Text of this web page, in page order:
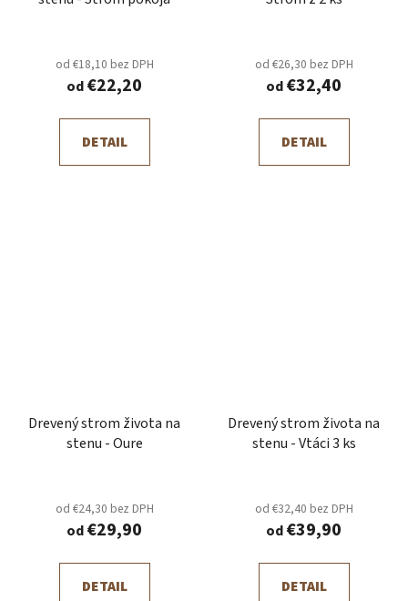
od €18,10 bez DPH
od€22,20
DETAIL
od €26,30 bez DPH
od€32,40
DETAIL
Drevený strom života na
stenu - Oure
od €24,30 bez DPH
od€29,90
DETAIL
Drevený strom života na
stenu - Vtáci 3 ks
od €32,40 bez DPH
od€39,90
DETAIL